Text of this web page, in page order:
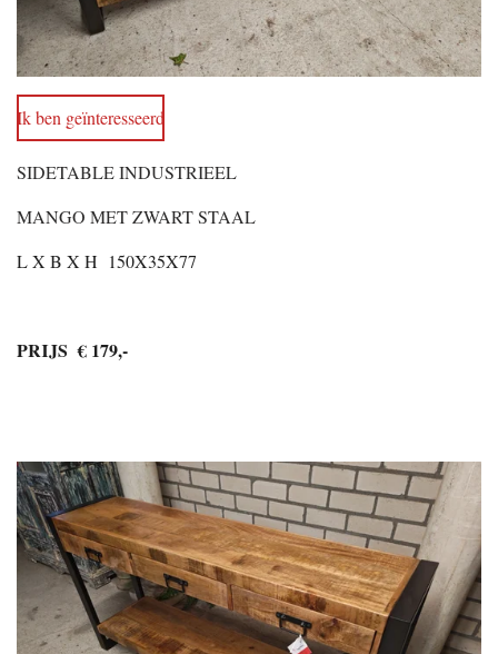
Ik ben geïnteresseerd
SIDETABLE INDUSTRIEEL
MANGO MET ZWART STAAL
L X B X H 150X35X77
PRIJS € 179,-